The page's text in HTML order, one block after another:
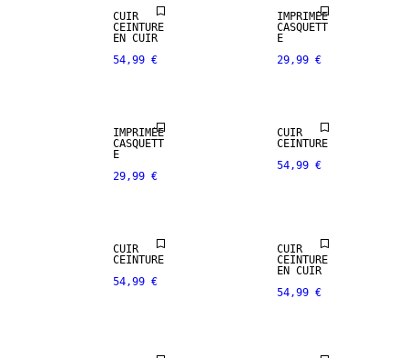
CUIR
CEINTURE
EN CUIR
54,99 €
IMPRIMÉE
CASQUETT
E
29,99 €
IMPRIMÉE
CASQUETT
E
29,99 €
CUIR
VÉRITABLE
PREMIUM
CUIR
CEINTURE
54,99 €
CUIR
VÉRITABLE
PREMIUM
CUIR
CEINTURE
54,99 €
CUIR
VÉRITABLE
CUIR
CEINTURE
EN CUIR
54,99 €